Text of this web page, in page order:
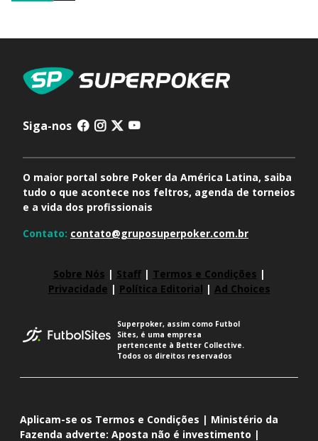
Siga-nos
O maior portal sobre Poker da América Latina, saiba
tudo o que acontece nos feltros, agenda de torneios
e a vida dos profissionais
Contato: contato@gruposuperpoker.com.br
Sobre Nós | Staff| Termos e Condições |
Privacidade | Política Editorial | Ad Choices
Superpoker, assim como Futbol
Sites, é uma empresa
pertencente à Better Collective.
Todos os direitos reservados
Aplicam-se os Termos e Condições | Ministério da
Fazenda adverte: Aposta não é investimento |